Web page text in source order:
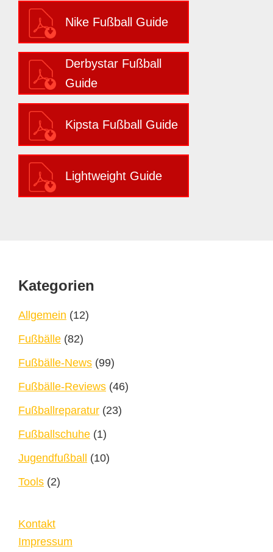
Nike Fußball Guide
Derbystar Fußball
Guide
Kipsta Fußball Guide
Lightweight Guide
Footer
Kategorien
Allgemein (12)
Fußbälle (82)
Fußbälle-News (99)
Fußbälle-Reviews (46)
Fußballreparatur (23)
Fußballschuhe (1)
Jugendfußball (10)
Tools (2)
Kontakt
Impressum